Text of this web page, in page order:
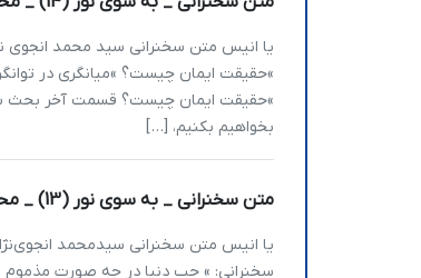
»حقیقت ایمان چیست؟ »میانگری در
»حقیقت ایمان چیست؟ قسمت آخر بحث به
بخواهیم بکنیم، […]
متن سخنرانی _ به سوی نور (13) _ محرم 1403
سخنرانی: » حب دنیا در چه صورت